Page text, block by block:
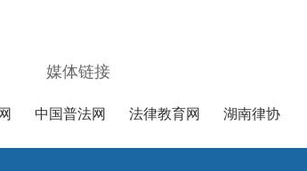
媒体链接
中国普法网 法律教育网 湖南律协